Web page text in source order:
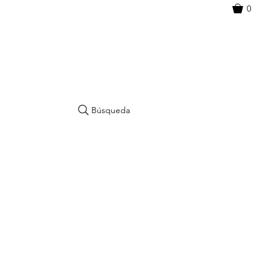
0
Búsqueda